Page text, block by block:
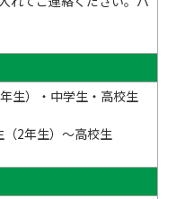
生）・中学生・高校生
2年生）～高校生